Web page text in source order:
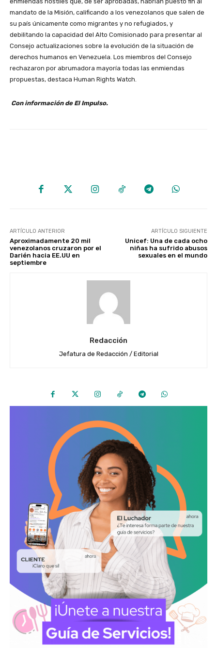
mandato de la Misión, calificando a los venezolanos que salen de
su país únicamente como migrantes y no refugiados, y
debilitando la capacidad del Alto Comisionado para presentar al
Consejo actualizaciones sobre la evolución de la situación de
derechos humanos en Venezuela. Los miembros del Consejo
rechazaron por abrumadora mayoría todas las enmiendas
propuestas, destaca Human Rights Watch.
Con información de El Impulso.
ARTÍCULO ANTERIOR
Aproximadamente 20 mil
venezolanos cruzaron por el
Darién hacia EE.UU en
septiembre
ARTÍCULO SIGUIENTE
Unicef: Una de cada ocho
niñas ha sufrido abusos
sexuales en el mundo
Redacción
Jefatura de Redacción / Editorial